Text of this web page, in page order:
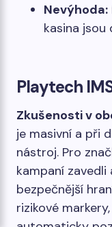
Nevýhoda:
kasina jsou
Playtech
Zkušenosti v
je masivní a při
nástroj. Pro
kampaní
bezpečnější
rizikové